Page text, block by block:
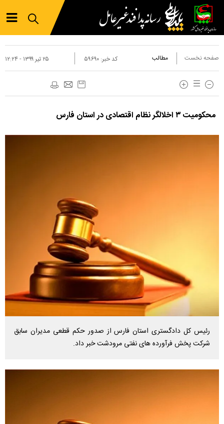
صفحه نخست مطالب ۲۵ تير ۱۳۹۹ - ۱۲:۲۴ کد خبر: ۵۹۶۹۰
محکومیت ۳ اخلالگر نظام اقتصادی در استان فارس
رئیس کل دادگستری استان فارس از صدور حکم قطعی مدیران سابق
شرکت پخش فرآورده های نفتی مرودشت خبر داد.